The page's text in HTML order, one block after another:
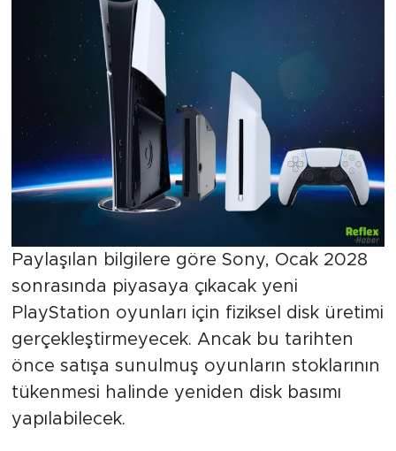
Paylaşılan bilgilere göre Sony, Ocak 2028
sonrasında piyasaya çıkacak yeni
PlayStation oyunları için fiziksel disk üretimi
gerçekleştirmeyecek. Ancak bu tarihten
önce satışa sunulmuş oyunların stoklarının
tükenmesi halinde yeniden disk basımı
yapılabilecek.